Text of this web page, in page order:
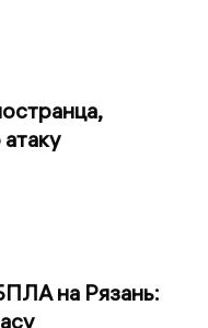
на Рязань: